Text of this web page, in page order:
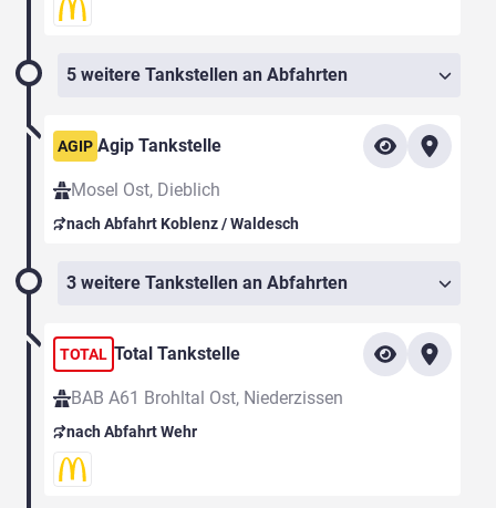
5 weitere Tankstellen an Abfahrten
AGIP Agip Tankstelle
Mosel Ost, Dieblich
nach Abfahrt Koblenz / Waldesch
3 weitere Tankstellen an Abfahrten
TOTAL Total Tankstelle
BAB A61 Brohltal Ost, Niederzissen
nach Abfahrt Wehr